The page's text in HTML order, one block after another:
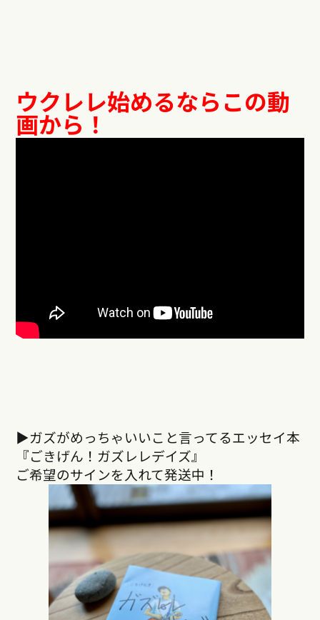
ウクレレ始めるならこの動
画から！
▶︎ガズがめっちゃいいこと言ってるエッセイ本
『ごきげん！ガズレレデイズ』
ご希望のサインを入れて発送中！